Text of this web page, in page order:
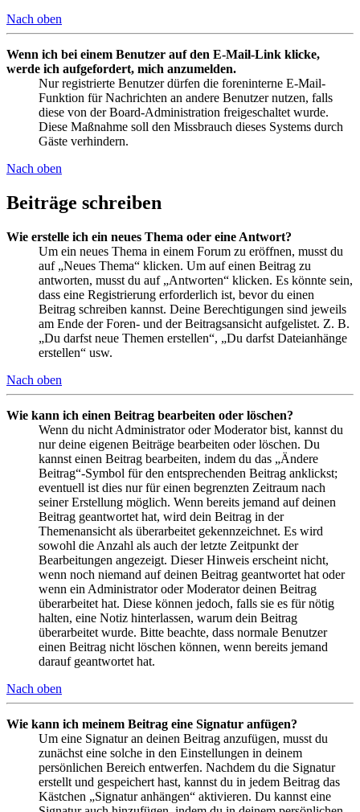
Nach oben
Wenn ich bei einem Benutzer auf den E-Mail-Link klicke,
werde ich aufgefordert, mich anzumelden.
Nur registrierte Benutzer dürfen die foreninterne E-Mail-
Funktion für Nachrichten an andere Benutzer nutzen, falls
diese von der Board-Administration freigeschaltet wurde.
Diese Maßnahme soll den Missbrauch dieses Systems durch
Gäste verhindern.
Nach oben
Beiträge schreiben
Wie erstelle ich ein neues Thema oder eine Antwort?
Um ein neues Thema in einem Forum zu eröffnen, musst du
auf „Neues Thema“ klicken. Um auf einen Beitrag zu
antworten, musst du auf „Antworten“ klicken. Es könnte sein,
dass eine Registrierung erforderlich ist, bevor du einen
Beitrag schreiben kannst. Deine Berechtigungen sind jeweils
am Ende der Foren- und der Beitragsansicht aufgelistet. Z. B.
„Du darfst neue Themen erstellen“, „Du darfst Dateianhänge
erstellen“ usw.
Nach oben
Wie kann ich einen Beitrag bearbeiten oder löschen?
Wenn du nicht Administrator oder Moderator bist, kannst du
nur deine eigenen Beiträge bearbeiten oder löschen. Du
kannst einen Beitrag bearbeiten, indem du das „Ändere
Beitrag“-Symbol für den entsprechenden Beitrag anklickst;
eventuell ist dies nur für einen begrenzten Zeitraum nach
seiner Erstellung möglich. Wenn bereits jemand auf deinen
Beitrag geantwortet hat, wird dein Beitrag in der
Themenansicht als überarbeitet gekennzeichnet. Es wird
sowohl die Anzahl als auch der letzte Zeitpunkt der
Bearbeitungen angezeigt. Dieser Hinweis erscheint nicht,
wenn noch niemand auf deinen Beitrag geantwortet hat oder
wenn ein Administrator oder Moderator deinen Beitrag
überarbeitet hat. Diese können jedoch, falls sie es für nötig
halten, eine Notiz hinterlassen, warum dein Beitrag
überarbeitet wurde. Bitte beachte, dass normale Benutzer
einen Beitrag nicht löschen können, wenn bereits jemand
darauf geantwortet hat.
Nach oben
Wie kann ich meinem Beitrag eine Signatur anfügen?
Um eine Signatur an deinen Beitrag anzufügen, musst du
zunächst eine solche in den Einstellungen in deinem
persönlichen Bereich entwerfen. Nachdem du die Signatur
erstellt und gespeichert hast, kannst du in jedem Beitrag das
Kästchen „Signatur anhängen“ aktivieren. Du kannst eine